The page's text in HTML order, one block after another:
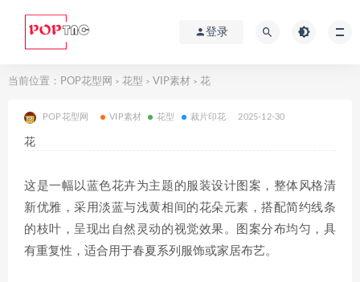
登录
当前位置： POP花型网 > 花型 > VIP素材 > 花
POP花型网 VIP素材 花型 裁片印花 2025-12-30
花
这是一幅以蓝色花卉为主题的服装设计图案，整体风格清
新优雅，采用淡蓝与浅黄相间的花朵元素，搭配简约线条
的枝叶，呈现出自然灵动的视觉效果。图案分布均匀，具
有重复性，适合用于春夏系列服饰或家居布艺。